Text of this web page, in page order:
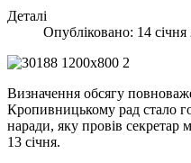
Деталі
Опубліковано: 14 січня
Визначення обсягу
Кропивницькому рад стало
наради, яку провів секретар
13 січня.